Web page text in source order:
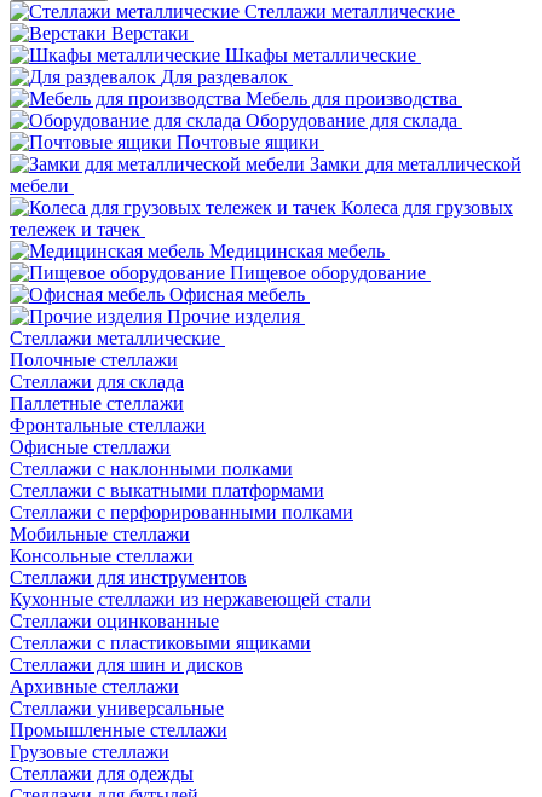
Стеллажи металлические
Верстаки
Шкафы металлические
Для раздевалок
Мебель для производства
Оборудование для склада
Почтовые ящики
Замки для металлической
мебели
Колеса для грузовых
тележек и тачек
Медицинская мебель
Пищевое оборудование
Офисная мебель
Прочие изделия
Стеллажи металлические
Полочные стеллажи
Стеллажи для склада
Паллетные стеллажи
Фронтальные стеллажи
Офисные стеллажи
Стеллажи с наклонными полками
Стеллажи с выкатными платформами
Стеллажи с перфорированными полками
Мобильные стеллажи
Консольные стеллажи
Стеллажи для инструментов
Кухонные стеллажи из нержавеющей стали
Стеллажи оцинкованные
Стеллажи с пластиковыми ящиками
Стеллажи для шин и дисков
Архивные стеллажи
Стеллажи универсальные
Промышленные стеллажи
Грузовые стеллажи
Стеллажи для одежды